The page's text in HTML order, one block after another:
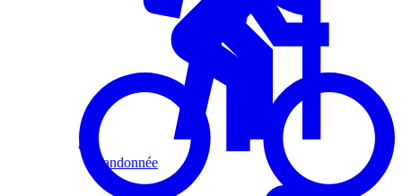
Randonnée